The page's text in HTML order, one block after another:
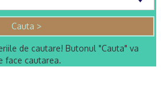
de cautare! Butonul "Cauta" va
face cautarea.